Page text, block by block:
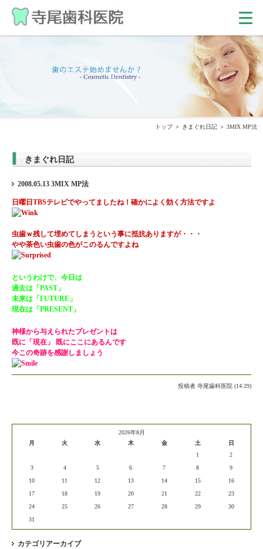
トップ きまぐれ日記 3MIX MP法
きまぐれ日記
2008.05.13 3MIX MP法
日曜日TBSテレビでやってましたね！確かによく効く方法ですよ
虫歯ｗ残して埋めてしまうという事に抵抗ありますが・・・
やや茶色い虫歯の色がこのるんですよね
というわけで、今日は
過去は「PAST」
未来は「FUTURE」
現在は「PRESENT」
神様から与えられたプレゼントは
既に「現在」 既にここにあるんです
今この奇跡を感謝しましょう
投稿者 寺尾歯科医院 (14:29)
2026年8月
月
火 水 木 金 土
日
1
2
3
4 5 6 7 8
9
10
11 12 13 14 15
16
17
18 19 20 21 22
23
24
25 26 27 28 29
30
31
カテゴリアーカイブ